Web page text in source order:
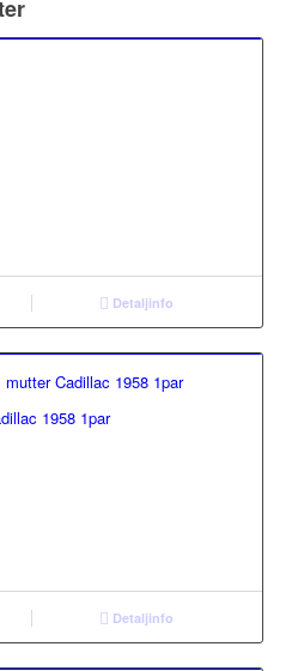
Detaljinfo
Cadillac 1958 1par
1958 1par
Detaljinfo